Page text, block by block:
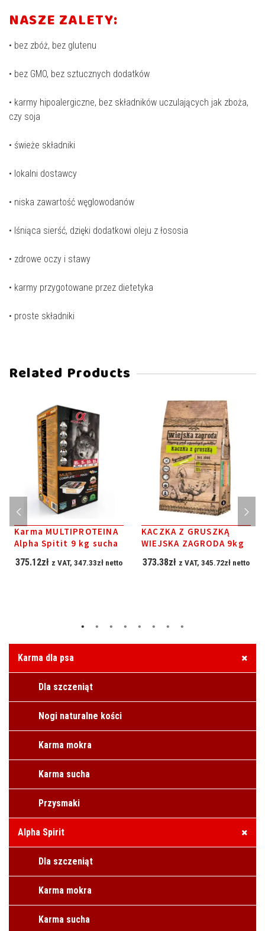
NASZE ZALETY:
• bez zbóż, bez glutenu
• bez GMO, bez sztucznych dodatków
• karmy hipoalergiczne, bez składników uczulających jak zboża,
czy soja
• świeże składniki
• lokalni dostawcy
• niska zawartość węglowodanów
• lśniąca sierść, dzięki dodatkowi oleju z łososia
• zdrowe oczy i stawy
• karmy przygotowane przez dietetyka
• proste składniki
Related Products
Karma MULTIPROTEINA
Alpha Spitit 9 kg sucha
375.12zł z VAT, 347.33zł netto
KACZKA Z GRUSZKĄ
WIEJSKA ZAGRODA 9kg
373.38zł z VAT, 345.72zł netto
Karma dla psa
Dla szczeniąt
Nogi naturalne kości
Karma mokra
Karma sucha
Przysmaki
Alpha Spirit
Dla szczeniąt
Karma mokra
Karma sucha